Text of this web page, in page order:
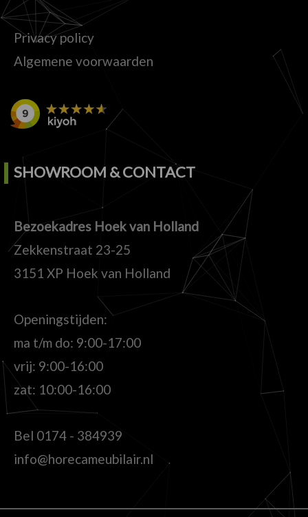
Privacy policy
Algemene voorwaarden
SHOWROOM & CONTACT
Bezoekadres Hoek van Holland
Zekkenstraat 23-25
3151 XP Hoek van Holland
Openingstijden:
ma t/m do: 9:00-17:00
vrij: 9:00-16:00
zat: 10:00-16:00
Bel 0174 - 384939
info@horecameubilair.nl